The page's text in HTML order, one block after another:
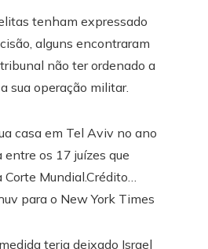
tenham expressado
alguns encontraram
não ter ordenado a
sua operação militar.
casa em Tel Aviv no ano
entre os 17 juízes que
Mundial.Crédito…
para o New York Times
teria deixado Israel